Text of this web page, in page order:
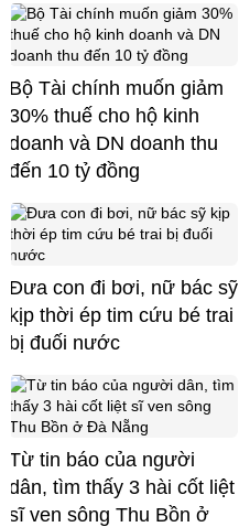
Bộ Tài chính muốn giảm
30% thuế cho hộ kinh
doanh và DN doanh thu
đến 10 tỷ đồng
Đưa con đi bơi, nữ bác sỹ
kịp thời ép tim cứu bé trai
bị đuối nước
Từ tin báo của người
dân, tìm thấy 3 hài cốt liệt
sĩ ven sông Thu Bồn ở